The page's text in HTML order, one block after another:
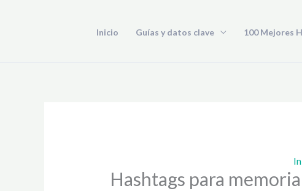
Inicio Guías y datos clave 100 Mejores
Hashtags para